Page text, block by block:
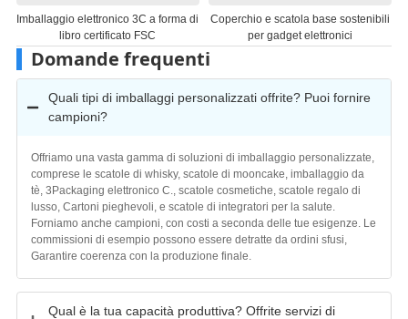
3C a forma di
Coperchio e scatola base sostenibili
per gadget elettronici
Scatole per
personalizzate
Domande frequenti
Quali tipi di imballaggi personalizzati offrite? Puoi fornire
campioni?
Offriamo una vasta gamma di soluzioni di imballaggio personalizzate,
comprese le scatole di whisky, scatole di mooncake, imballaggio da
tè, 3Packaging elettronico C., scatole cosmetiche, scatole regalo di
lusso, Cartoni pieghevoli, e scatole di integratori per la salute.
Forniamo anche campioni, con costi a seconda delle tue esigenze. Le
commissioni di esempio possono essere detratte da ordini sfusi,
Garantire coerenza con la produzione finale.
Qual è la tua capacità produttiva? Offrite servizi di